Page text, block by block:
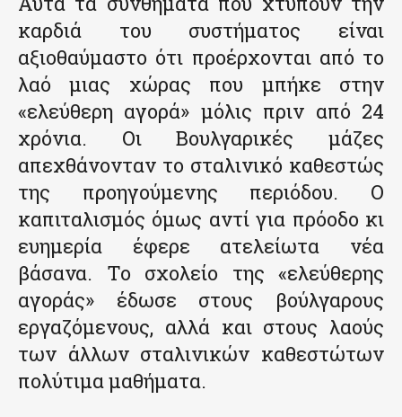
καρδιά του συστήματος είναι
αξιοθαύμαστο ότι προέρχονται από το
λαό μιας χώρας που μπήκε στην
«ελεύθερη αγορά» μόλις πριν από 24
χρόνια. Οι Βουλγαρικές μάζες
απεχθάνονταν το σταλινικό καθεστώς
της προηγούμενης περιόδου. Ο
καπιταλισμός όμως αντί για πρόοδο κι
ευημερία έφερε ατελείωτα νέα
βάσανα. Το σχολείο της «ελεύθερης
αγοράς» έδωσε στους βούλγαρους
εργαζόμενους, αλλά και στους λαούς
των άλλων σταλινικών καθεστώτων
πολύτιμα μαθήματα.